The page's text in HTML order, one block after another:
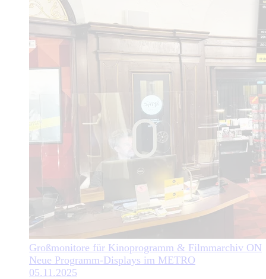
Großmonitore für Kinoprogramm & Filmmarchiv ON
Neue Programm-Displays im METRO
05.11.2025